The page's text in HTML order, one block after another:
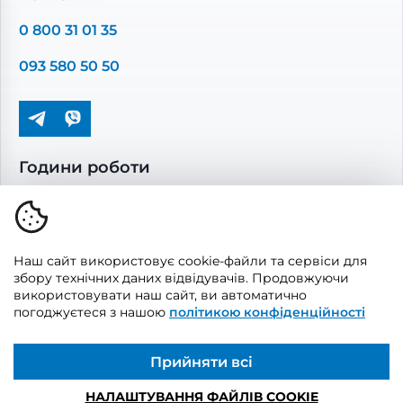
Решітки вентиляційні
Дверцята ревізійні
0 800 31 01 35
093 580 50 50
Години роботи
Сб-Нд: вихідні
Наш сайт використовує cookie-файли та сервіси для
збору технічних даних відвідувачів. Продовжуючи
використовувати наш сайт, ви автоматично
погоджуєтеся з нашою політикою конфіденційності
НАЛАШТУВАННЯ ФАЙЛІВ COOKIE
Прийняти всі